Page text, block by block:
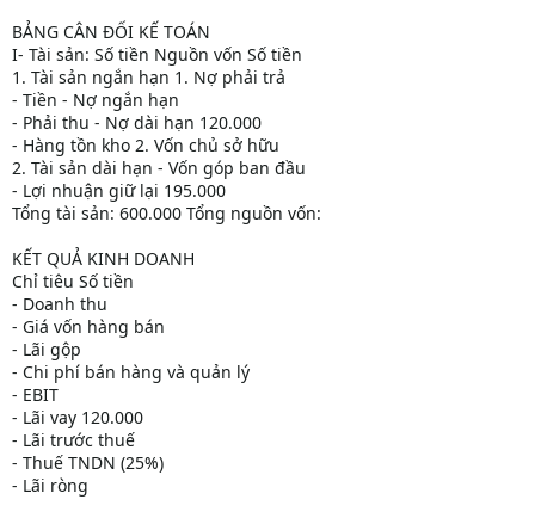
BẢNG CÂN ĐỐI KẾ TOÁN
I- Tài sản: Số tiền Nguồn vốn Số tiền
1. Tài sản ngắn hạn 1. Nợ phải trả
- Tiền - Nợ ngắn hạn
- Phải thu - Nợ dài hạn 120.000
- Hàng tồn kho 2. Vốn chủ sở hữu
2. Tài sản dài hạn - Vốn góp ban đầu
- Lợi nhuận giữ lại 195.000
Tổng tài sản: 600.000 Tổng nguồn vốn:
KẾT QUẢ KINH DOANH
Chỉ tiêu Số tiền
- Doanh thu
- Giá vốn hàng bán
- Lãi gộp
- Chi phí bán hàng và quản lý
- EBIT
- Lãi vay 120.000
- Lãi trước thuế
- Thuế TNDN (25%)
- Lãi ròng